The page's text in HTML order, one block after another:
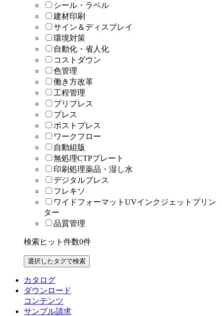
シール・ラベル
建材印刷
サイン＆ディスプレイ
環境対策
自動化・省人化
コストダウン
色管理
働き方改革
工程管理
プリプレス
プレス
ポストプレス
ワークフロー
自動組版
無処理CTPプレート
印刷処理薬品・湿し水
デジタルプレス
フレキソ
ワイドフォーマットUVインクジェットプリン
ター
品質管理
検索ヒット件数0件
カタログ
ダウンロード
コンテンツ
サンプル請求